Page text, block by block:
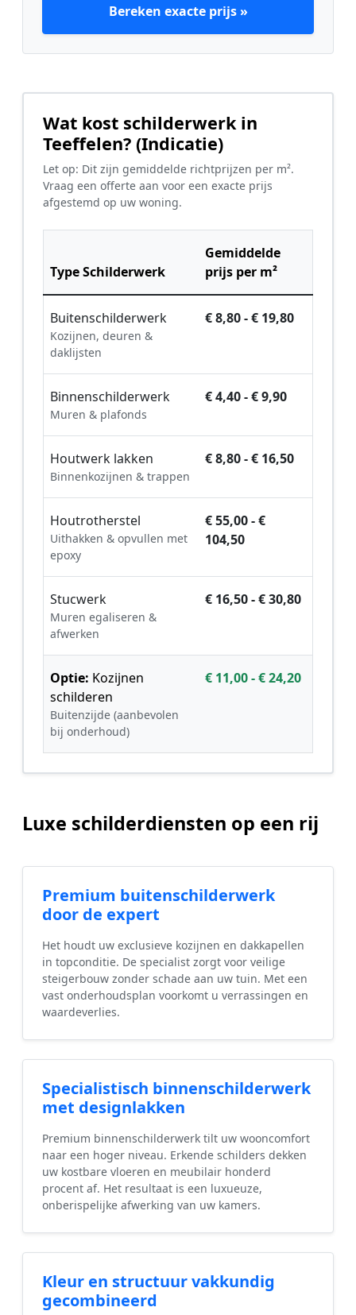
Bereken exacte prijs »
Wat kost schilderwerk in
Teeffelen? (Indicatie)
Let op: Dit zijn gemiddelde richtprijzen per m².
Vraag een offerte aan voor een exacte prijs
afgestemd op uw woning.
Type Schilderwerk
Gemiddelde
prijs per m²
Buitenschilderwerk
Kozijnen, deuren &
daklijsten
€ 8,80 - € 19,80
Binnenschilderwerk
Muren & plafonds
€ 4,40 - € 9,90
Houtwerk lakken
Binnenkozijnen & trappen
€ 8,80 - € 16,50
Houtrotherstel
Uithakken & opvullen met
epoxy
€ 55,00 - €
104,50
Stucwerk
Muren egaliseren &
afwerken
€ 16,50 - € 30,80
Optie: Kozijnen
schilderen
Buitenzijde (aanbevolen
bij onderhoud)
€ 11,00 - € 24,20
Luxe schilderdiensten op een rij
Premium buitenschilderwerk
door de expert
Het houdt uw exclusieve kozijnen en dakkapellen
in topconditie. De specialist zorgt voor veilige
steigerbouw zonder schade aan uw tuin. Met een
vast onderhoudsplan voorkomt u verrassingen en
waardeverlies.
Specialistisch binnenschilderwerk
met designlakken
Premium binnenschilderwerk tilt uw wooncomfort
naar een hoger niveau. Erkende schilders dekken
uw kostbare vloeren en meubilair honderd
procent af. Het resultaat is een luxueuze,
onberispelijke afwerking van uw kamers.
Kleur en structuur vakkundig
gecombineerd